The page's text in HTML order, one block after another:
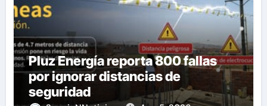
Pluz Energía reporta 800 fallas
por ignorar distancias de
seguridad